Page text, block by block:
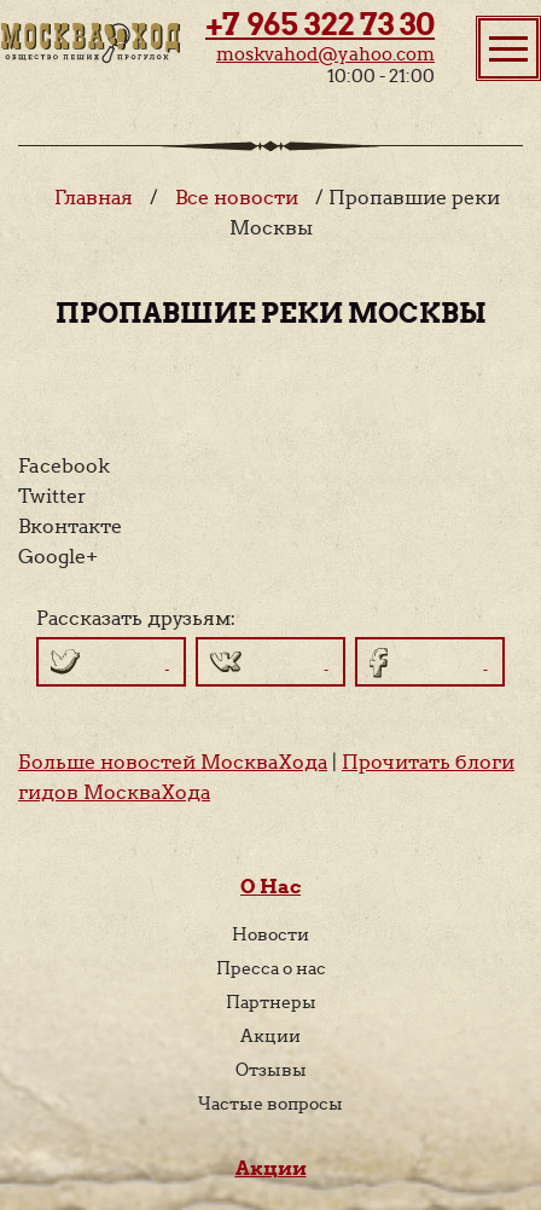
+7 965 322 73 30
moskvahod@yahoo.com
10:00 - 21:00
Главная / Все новости
/ Пропавшие реки
Москвы
ПРОПАВШИЕ РЕКИ МОСКВЫ
Facebook
Twitter
Вконтакте
Google+
Рассказать друзьям:
Больше новостей МоскваХода
Прочитать блоги
гидов МоскваХода
О Нас
Новости
Пресса о нас
Партнеры
Акции
Отзывы
Частые вопросы
Акции